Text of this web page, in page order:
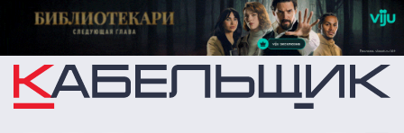
Перейти к основному содержанию